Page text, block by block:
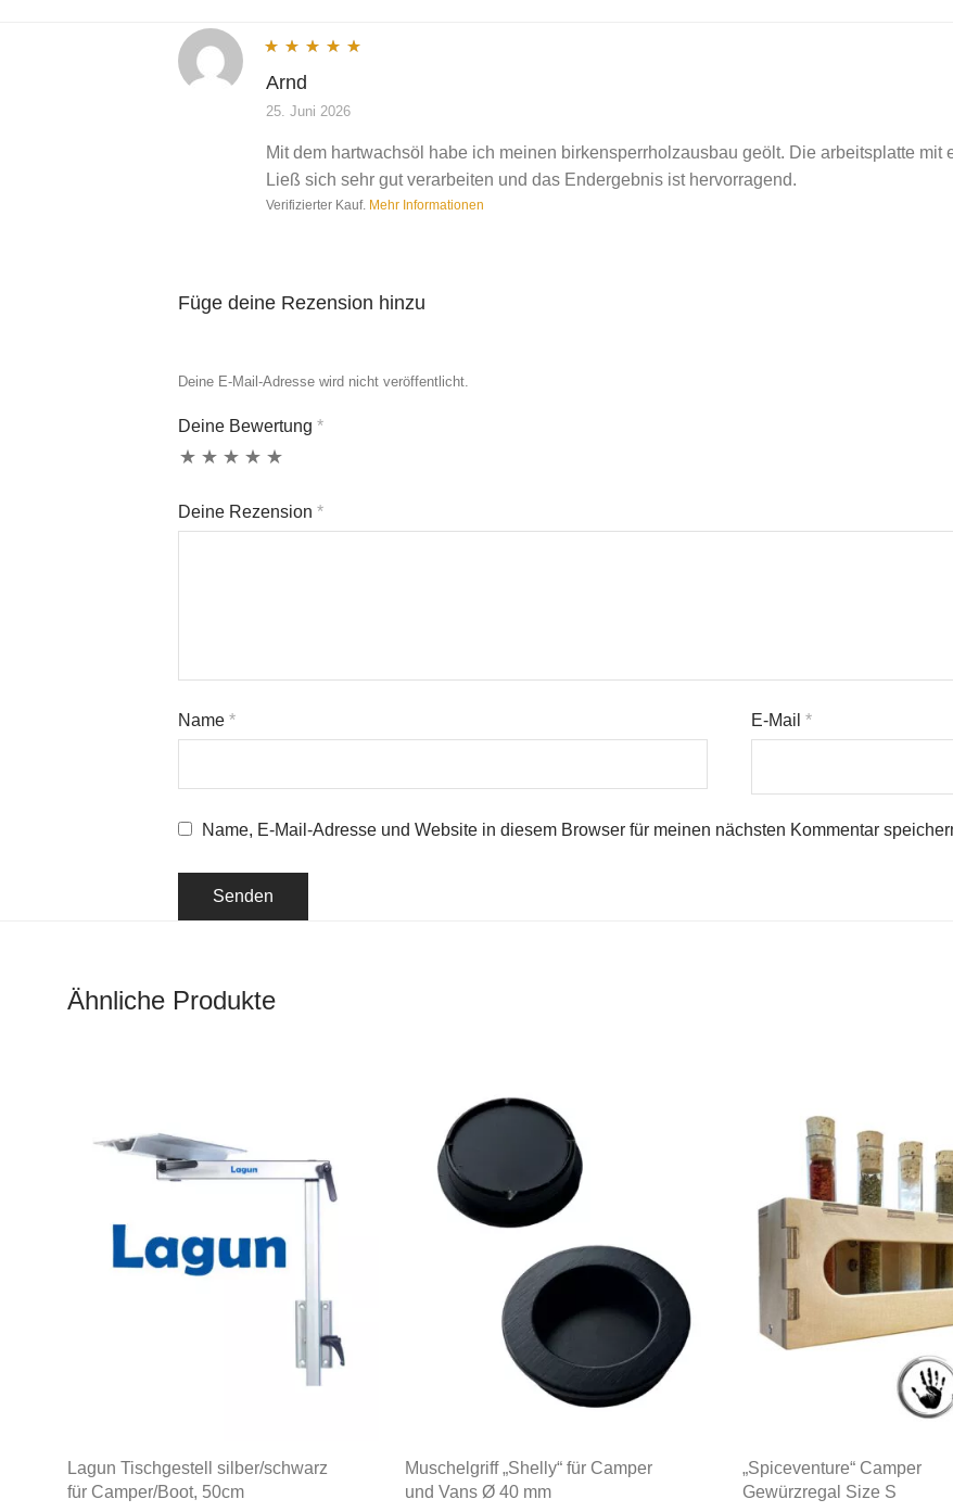
Bewertet mit
Arnd
25. Juni 2026
Mit dem hartwachsöl habe ich meinen birkensperrholzausbau geölt. Die arbeitsplatte mit
Ließ sich sehr gut verarbeiten und das Endergebnis ist hervorragend.
Verifizierter Kauf. Mehr Informationen
Füge deine Rezension hinzu
Deine E-Mail-Adresse wird nicht veröffentlicht.
Deine Bewertung *
Deine Rezension *
Name * E-Mail*
Name, E-Mail-Adresse und Website in diesem Browser für meinen nächsten Kommentar
Ähnliche Produkte
Lagun Tischgestell silber/schwarz
für Camper/Boot, 50cm
Muschelgriff „Shelly“ für Camper
und Vans Ø 40 mm
„Spiceventure“ Camper
Gewürzregal Size S